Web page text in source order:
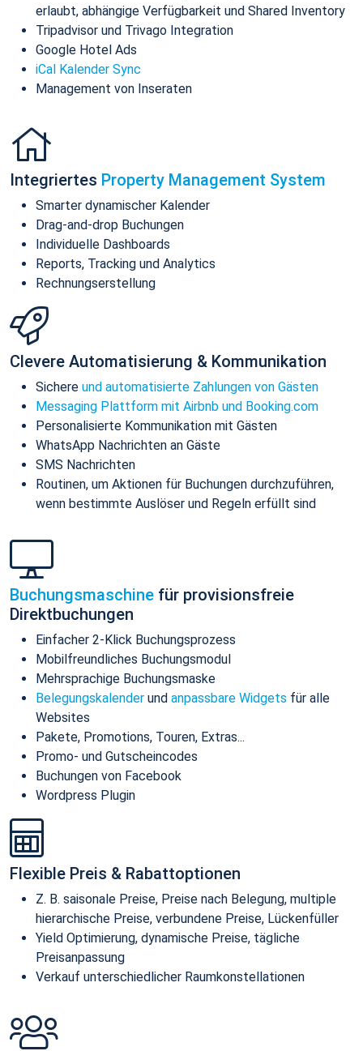
erlaubt, abhängige Verfügbarkeit und Shared Inventory
Tripadvisor und Trivago Integration
Google Hotel Ads
iCal Kalender Sync
Management von Inseraten
Integriertes Property Management System
Smarter dynamischer Kalender
Drag-and-drop Buchungen
Individuelle Dashboards
Reports, Tracking und Analytics
Rechnungserstellung
Clevere Automatisierung & Kommunikation
Sichere und automatisierte Zahlungen von Gästen
Messaging Plattform mit Airbnb und Booking.com
Personalisierte Kommunikation mit Gästen
WhatsApp Nachrichten an Gäste
SMS Nachrichten
Routinen, um Aktionen für Buchungen durchzuführen,
wenn bestimmte Auslöser und Regeln erfüllt sind
Buchungsmaschine für provisionsfreie
Direktbuchungen
Einfacher 2-Klick Buchungsprozess
Mobilfreundliches Buchungsmodul
Mehrsprachige Buchungsmaske
Belegungskalender und anpassbare Widgets für alle
Websites
Pakete, Promotions, Touren, Extras...
Promo- und Gutscheincodes
Buchungen von Facebook
Wordpress Plugin
Flexible Preis & Rabattoptionen
Z. B. saisonale Preise, Preise nach Belegung, multiple
hierarchische Preise, verbundene Preise, Lückenfüller
Yield Optimierung, dynamische Preise, tägliche
Preisanpassung
Verkauf unterschiedlicher Raumkonstellationen